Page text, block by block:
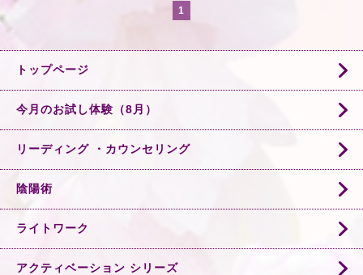
1
トップページ
今月のお試し体験（8月）
リーディング ・カウンセリング
陰陽術
ライトワーク
アクティベーション シリーズ